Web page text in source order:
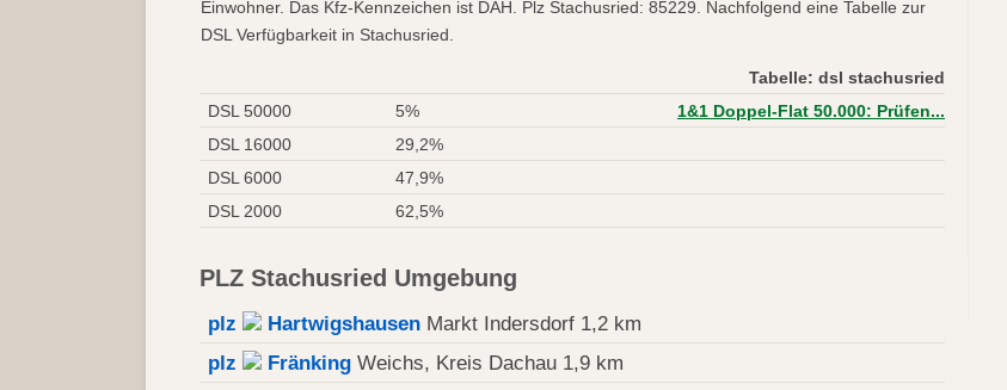
Einwohner. Das Kfz-Kennzeichen ist DAH. Plz Stachusried: 85229. Nachfolgend eine Tabelle zur
DSL Verfügbarkeit in Stachusried.
Tabelle: dsl stachusried
DSL 50000
5%
1&1 Doppel-Flat 50.000: Prüfen...
DSL 16000
29,2%
DSL 6000
47,9%
DSL 2000
62,5%
PLZ Stachusried Umgebung
plz Hartwigshausen Markt Indersdorf 1,2 km
plz
Fränking Weichs, Kreis Dachau 1,9 km